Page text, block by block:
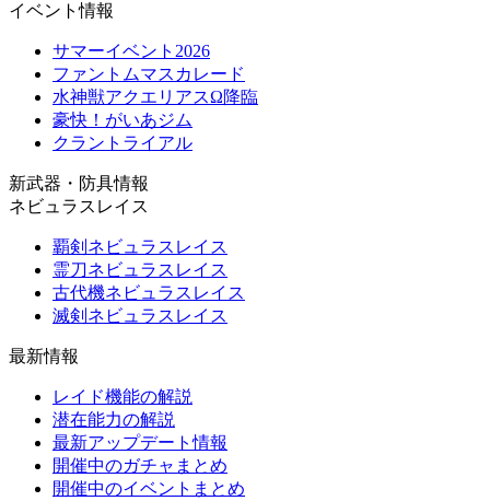
イベント情報
サマーイベント2026
ファントムマスカレード
水神獣アクエリアスΩ降臨
豪快！がいあジム
クラントライアル
新武器・防具情報
ネビュラスレイス
覇剣ネビュラスレイス
霊刀ネビュラスレイス
古代機ネビュラスレイス
滅剣ネビュラスレイス
最新情報
レイド機能の解説
潜在能力の解説
最新アップデート情報
開催中のガチャまとめ
開催中のイベントまとめ